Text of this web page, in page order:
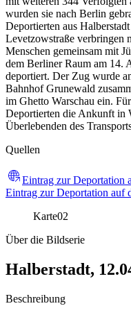
wurden sie nach Berlin
Deportierten aus
Levetzowstraße verbringen
Menschen gemeinsam mit
dem Berliner Raum am 14.
deportiert. Der Zug wurde
Bahnhof Grunewald
im Ghetto Warschau ein.
Deportierten die Ankunft in
Überlebenden des
Quellen
Eintrag zur Deportation
Eintrag zur Deportation auf
Karte02
Über die Bildserie
Halberstadt,
Beschreibung